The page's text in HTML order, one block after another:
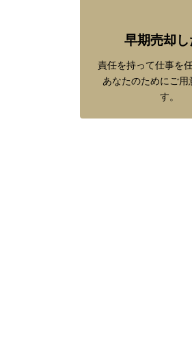
早期売却し
責任を持って仕事を
あなたのためにご用
す。